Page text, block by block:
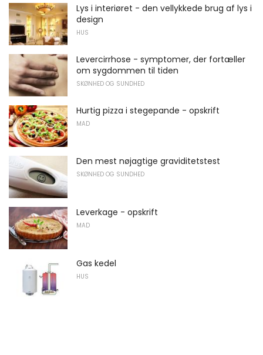
Lys i interiøret - den vellykkede brug af lys i
design
HUS
Levercirrhose - symptomer, der fortæller
om sygdommen til tiden
SKØNHED OG SUNDHED
Hurtig pizza i stegepande - opskrift
MAD
Den mest nøjagtige graviditetstest
SKØNHED OG SUNDHED
Leverkage - opskrift
MAD
Gas kedel
HUS